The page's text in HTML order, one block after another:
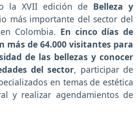
la XVII edición de Belleza y
más importante del sector del
Colombia. En cinco días de
más de 64.000 visitantes para
de las bellezas y conocer
del sector, participar de
en temas de estética
y realizar agendamientos de